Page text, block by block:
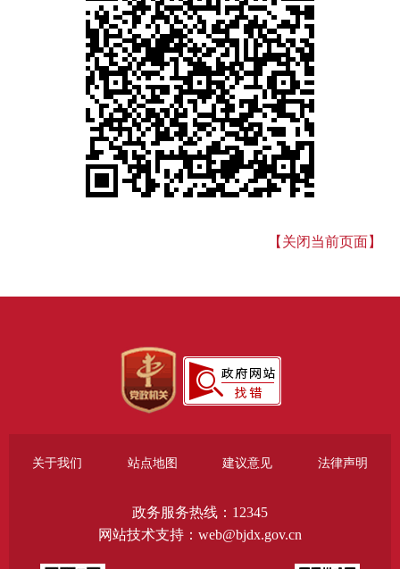
【关闭当前页面】
关于我们 站点地图 建议意见 法律声明
政务服务热线：12345
网站技术支持：web@bjdx.gov.cn